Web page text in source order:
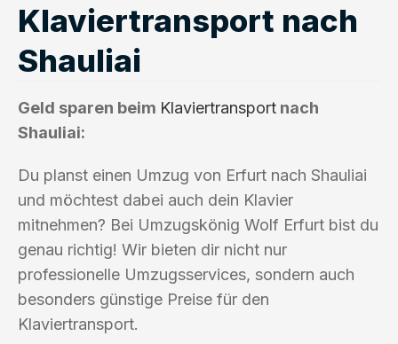
Klaviertransport nach
Shauliai
Geld sparen beim Klaviertransport nach
Shauliai:
Du planst einen Umzug von Erfurt nach Shauliai
und möchtest dabei auch dein Klavier
mitnehmen? Bei Umzugskönig Wolf Erfurt bist du
genau richtig! Wir bieten dir nicht nur
professionelle Umzugsservices, sondern auch
besonders günstige Preise für den
Klaviertransport.